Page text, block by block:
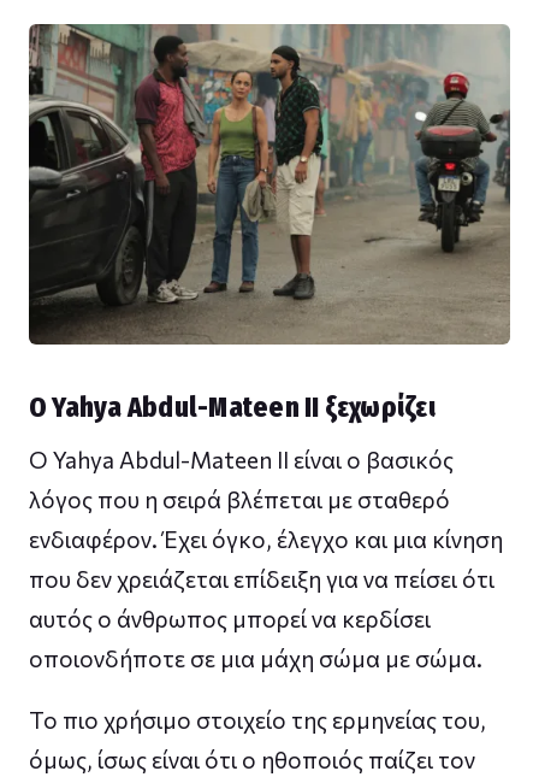
Ο Yahya Abdul-Mateen II ξεχωρίζει
Ο Yahya Abdul-Mateen II είναι ο βασικός
λόγος που η σειρά βλέπεται με σταθερό
ενδιαφέρον. Έχει όγκο, έλεγχο και μια κίνηση
που δεν χρειάζεται επίδειξη για να πείσει ότι
αυτός ο άνθρωπος μπορεί να κερδίσει
οποιονδήποτε σε μια μάχη σώμα με σώμα.
Το πιο χρήσιμο στοιχείο της ερμηνείας του,
όμως, ίσως είναι ότι ο ηθοποιός παίζει τον